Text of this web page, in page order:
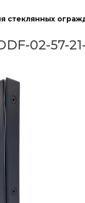
стеклянных
02-57-